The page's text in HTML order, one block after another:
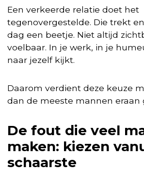
Een verkeerde relatie doet het
tegenovergestelde. Die trekt
dag een beetje. Niet altijd
voelbaar. In je werk, in je
naar jezelf kijkt.
Daarom verdient deze keuze
dan de meeste mannen eraan
De fout die veel
maken: kiezen
schaarste